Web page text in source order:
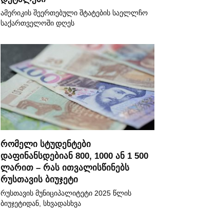
ამერიკის შეერთებული შტატების საელლჩო
საქართველოში დღეს
რომელი სტუდენტები
დაფინანსდებიან 800, 1000 ან 1 500
ლარით – რას ითვალისწინებს
რუსთავის ბიუჯეტი
რუსთავის მუნიციპალიტეტი 2025 წლის
ბიუჯეტიდან, სხვადასხვა